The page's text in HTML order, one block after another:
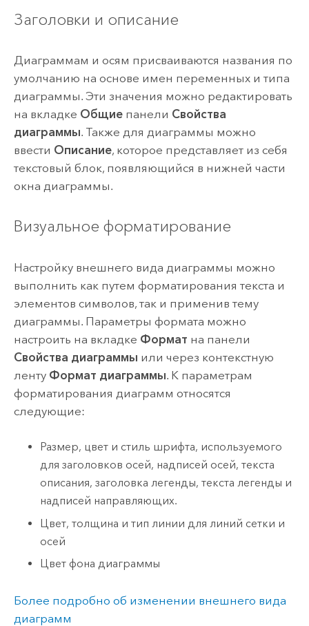
Заголовки и описание
Диаграммам и осям присваиваются названия по
умолчанию на основе имен переменных и типа
диаграммы. Эти значения можно редактировать
на вкладке Общиепанели Свойства
диаграммы. Также для диаграммы можно
ввести Описание, которое представляет из себя
текстовый блок, появляющийся в нижней части
окна диаграммы.
Визуальное форматирование
Настройку внешнего вида диаграммы можно
выполнить как путем форматирования текста и
элементов символов, так и применив тему
диаграммы. Параметры формата можно
настроить на вкладке Формат на панели
Свойства диаграммы или через контекстную
ленту Формат диаграммы. К параметрам
форматирования диаграмм относятся
следующие:
Размер, цвет и стиль шрифта, используемого
для заголовков осей, надписей осей, текста
описания, заголовка легенды, текста легенды и
надписей направляющих.
Цвет, толщина и тип линии для линий сетки и
осей
Цвет фона диаграммы
Более подробно об изменении внешнего вида
диаграмм